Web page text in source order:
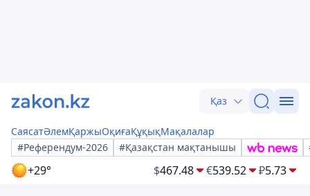
Қаз
СаясатӘлемҚаржыОқиғаҚұқықМақалалар
#Референдум-2026
#Қазақстан мақтанышы
+29° $467.48 €539.52 ₽5.73